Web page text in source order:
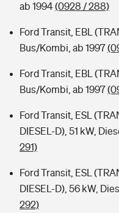
Kinderunfall-Check: Mehr
Typklassen: So ist Ihr
ab 1994(0928 / 288)
Ford Transit, EBL
Bus/Kombi, ab 1997
Ford Transit, EBL
Bus/Kombi, ab 1997
Ford Transit, ESL
DIESEL-D), 51 kW,
291)
Ford Transit, ESL
DIESEL-D), 56 kW,
292)